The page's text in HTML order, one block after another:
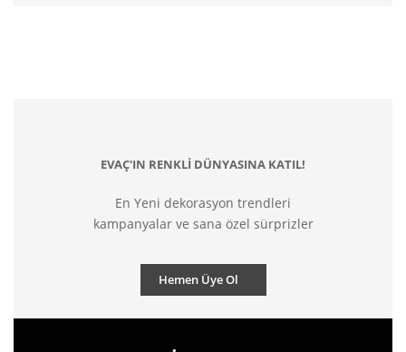
EVAÇ'IN RENKLİ DÜNYASINA KATIL!
En Yeni dekorasyon trendleri
kampanyalar ve sana özel sürprizler
Hemen Üye Ol